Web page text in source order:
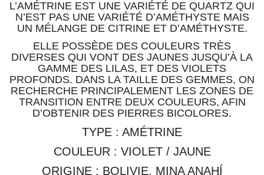
GAMME DES LILAS, ET DES VIOLETS
PROFONDS. DANS LA TAILLE DES GEMMES, ON
RECHERCHE PRINCIPALEMENT LES ZONES DE
TRANSITION ENTRE DEUX COULEURS, AFIN
D’OBTENIR DES PIERRES BICOLORES.
TYPE : AMÉTRINE
COULEUR : VIOLET / JAUNE
ORIGINE : BOLIVIE, MINA ANAHÍ
POIDS : 11CT
TAILLE : 13.1 X 13.1 X 8.5 MM
FORME : RPC